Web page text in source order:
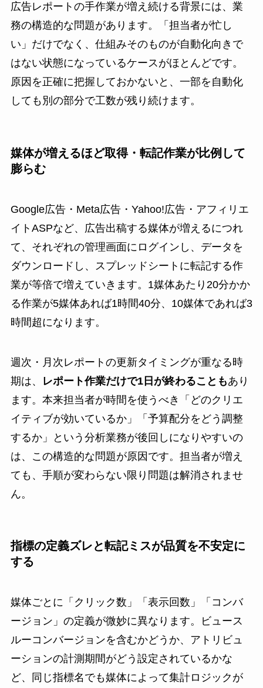
広告レポートの手作業が増え続ける背景には、業
務の構造的な問題があります。「担当者が忙し
い」だけでなく、仕組みそのものが自動化向きで
はない状態になっているケースがほとんどです。
原因を正確に把握しておかないと、一部を自動化
しても別の部分で工数が残り続けます。
媒体が増えるほど取得・転記作業が比例して
膨らむ
Google広告・Meta広告・Yahoo!広告・アフィリエ
イトASPなど、広告出稿する媒体が増えるにつれ
て、それぞれの管理画面にログインし、データを
ダウンロードし、スプレッドシートに転記する作
業が等倍で増えていきます。1媒体あたり20分かか
る作業が5媒体あれば1時間40分、10媒体であれば3
時間超になります。
週次・月次レポートの更新タイミングが重なる時
期は、
レポート作業だけで1日が終わることもあり
ます。本来担当者が時間を使うべき「どのクリエ
イティブが効いているか」「予算配分をどう調整
するか」という分析業務が後回しになりやすいの
は、この構造的な問題が原因です。担当者が増え
ても、手順が変わらない限り問題は解消されませ
ん。
指標の定義ズレと転記ミスが品質を不安定に
する
媒体ごとに「クリック数」「表示回数」「コンバ
ージョン」の定義が微妙に異なります。ビュース
ルーコンバージョンを含むかどうか、アトリビュ
ーションの計測期間がどう設定されているかな
ど、同じ指標名でも媒体によって集計ロジックが